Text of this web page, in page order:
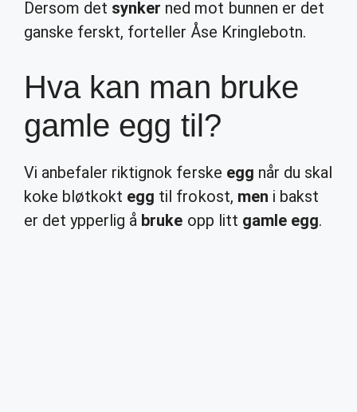
Dersom det synker ned mot bunnen er det
ganske ferskt, forteller Åse Kringlebotn.
Hva kan man bruke
gamle egg til?
Vi anbefaler riktignok ferske egg når du skal
koke bløtkokt egg til frokost, men i bakst
er det ypperlig å bruke opp litt gamle egg.